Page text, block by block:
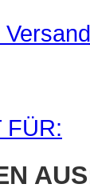
FÜR: